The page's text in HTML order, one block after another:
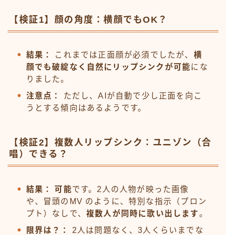
【検証1】顔の角度：横顔でもOK？
結果： これまでは正面顔が必須でしたが、 横
顔でも破綻なく自然にリップシンクが可能 にな
りました。
注意点：
ただし、AIが自動で少し正面を向こ
うとする傾向はあるようです。
【検証2】複数人リップシンク：ユニゾン（合
唱）できる？
結果： 可能です。2人の人物が映った画像
や、冒頭のMV のように、特別な指示（プロン
プト）なしで、 複数人が同時に歌い出します。
限界は？：
2人は問題なく、3人くらいまでな